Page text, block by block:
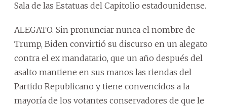
Sala de las Estatuas del Capitolio estadounidense.
ALEGATO. Sin pronunciar nunca el nombre de
Trump, Biden convirtió su discurso en un alegato
contra el ex mandatario, que un año después del
asalto mantiene en sus manos las riendas del
Partido Republicano y tiene convencidos a la
mayoría de los votantes conservadores de que le